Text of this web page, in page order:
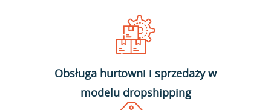
Obsługa hurtowni i sprzedaży w
modelu dropshipping